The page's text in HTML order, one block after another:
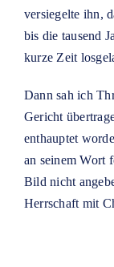
versiegelte ihn,
bis die tausend
kurze Zeit
Dann sah ich
Gericht
enthauptet
an seinem Wort
Bild nicht
Herrschaft mit